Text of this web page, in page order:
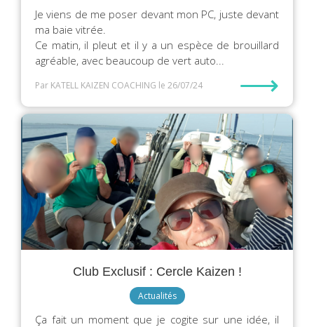
Je viens de me poser devant mon PC, juste devant
ma baie vitrée. ️
Ce matin, il pleut et il y a un espèce de brouillard
agréable, avec beaucoup de vert auto...
Par KATELL KAIZEN COACHING le 26/07/24 ⟶
Club Exclusif : Cercle Kaizen !
Actualités
Ça fait un moment que je cogite sur une idée, il